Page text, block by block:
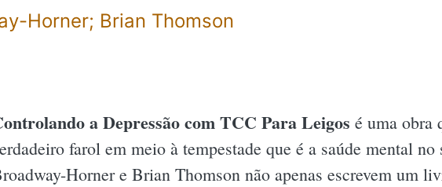
Horner; Brian Thomson
a Depressão com TCC Para Leigos é uma obra
farol em meio à tempestade que é a saúde mental
Horner e Brian Thomson não apenas escrevem um